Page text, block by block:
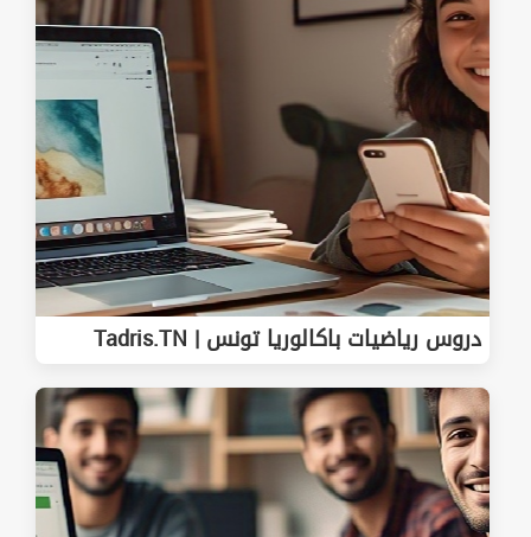
دروس رياضيات باكالوريا تونس | Tadris.TN